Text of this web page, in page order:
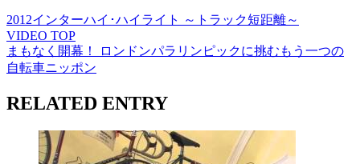
2012インターハイ･ハイライト ～トラック短距離～
VIDEO TOP
まもなく開幕！ ロンドンパラリンピックに挑むもう一つの
自転車ニッポン
RELATED ENTRY